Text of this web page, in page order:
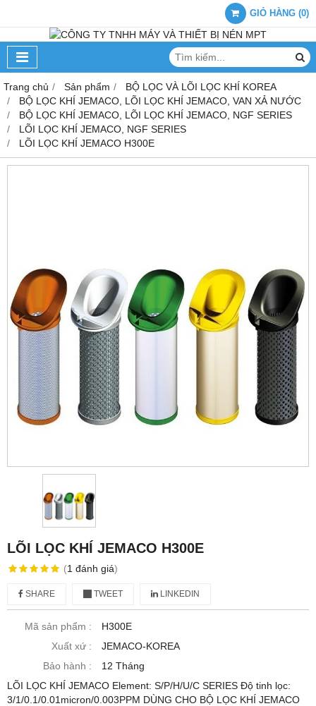
GIỎ HÀNG (0)
Trang chủ Sản phẩm
BỘ LỌC VÀ LÕI LỌC KHÍ KOREA
BỘ LỌC KHÍ JEMACO, LÕI LỌC KHÍ JEMACO, VAN XẢ NƯỚC
BỘ LỌC KHÍ JEMACO, LÕI LỌC KHÍ JEMACO, NGF SERIES
LÕI LỌC KHÍ JEMACO, NGF SERIES
LÕI LỌC KHÍ JEMACO H300E
LÕI LỌC KHÍ JEMACO H300E
(1 đánh giá)
SHARE TWEET LINKEDIN
Mã sản phẩm :
H300E
Xuất xứ :
JEMACO-KOREA
Bảo hành :
12 Tháng
LÕI LỌC KHÍ JEMACO Element: S/P/H/U/C SERIES Độ tinh lọc:
3/1/0.1/0.01micron/0.003PPM DÙNG CHO BỘ LỌC KHÍ JEMACO